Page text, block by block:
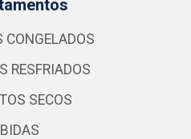
CONGELADOS
RESFRIADOS
SECOS